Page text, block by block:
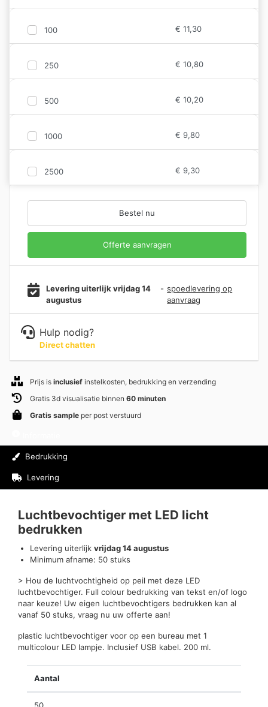
100 € 11,30
250 € 10,80
500 € 10,20
1000 € 9,80
2500 € 9,30
Bestel nu
Offerte aanvragen
Levering uiterlijk vrijdag 14
augustus
- spoedlevering op
aanvraag
Hulp nodig?
Direct chatten
Prijs is inclusief instelkosten, bedrukking en verzending
Gratis 3d visualisatie binnen 60 minuten
Gratis sample per post verstuurd
Bedrukking
Levering
Luchtbevochtiger met LED licht
bedrukken
Levering uiterlijk vrijdag 14 augustus
Minimum afname: 50 stuks
> Hou de luchtvochtigheid op peil met deze LED
luchtbevochtiger. Full colour bedrukking van tekst en/of logo
naar keuze! Uw eigen luchtbevochtigers bedrukken kan al
vanaf 50 stuks, vraag nu uw offerte aan!
plastic luchtbevochtiger voor op een bureau met 1
multicolour LED lampje. Inclusief USB kabel. 200 ml.
Aantal